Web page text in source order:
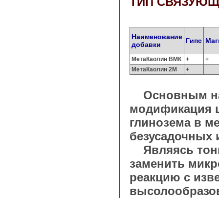
Наименование
добавки
Гипс
МетаКаолин ВМК +
+
МетаКаолин 2М
+
Основным
модификация
глинозема в
Являясь
заменить
реакцию с